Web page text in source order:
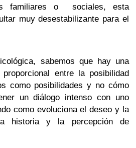
familiares o sociales, esta
muy desestabilizante para el
sabemos que hay una
proporcional entre la posibilidad
como posibilidades y no cómo
un diálogo intenso con uno
como evoluciona el deseo y la
historia y la percepción de